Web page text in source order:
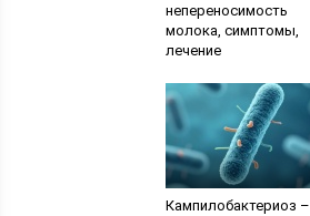
непереносимость
молока, симптомы,
лечение
Кампилобактериоз –